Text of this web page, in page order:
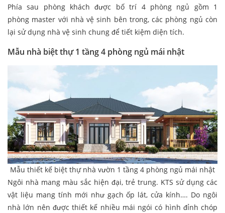
Phía sau phòng khách được bố trí 4 phòng ngủ gồm 1
phòng master với nhà vệ sinh bên trong, các phòng ngủ còn
lại sử dụng nhà vệ sinh chung để tiết kiệm diện tích.
Mẫu nhà biệt thự 1 tầng 4 phòng ngủ mái nhật
Mẫu thiết kế biệt thự nhà vườn 1 tầng 4 phòng ngủ mái nhật
Ngôi nhà mang màu sắc hiện đại, trẻ trung. KTS sử dụng các
vật liệu mang tính mới như gạch ốp lát, cửa kính…. Do ngôi
nhà lớn nên được thiết kế nhiều mái ngói có hình đỉnh chóp